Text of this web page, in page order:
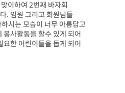
이하여 2번째 바자회
. 임원 그리고 회원님들
시는 모습이 너무 아름답고
사활동을 할수 있게 되어
한 어린이들을 돕게 되어